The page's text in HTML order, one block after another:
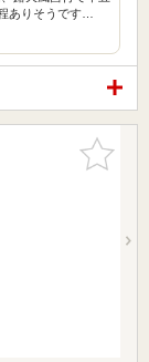
ありそうです…
お気に入
りに追加